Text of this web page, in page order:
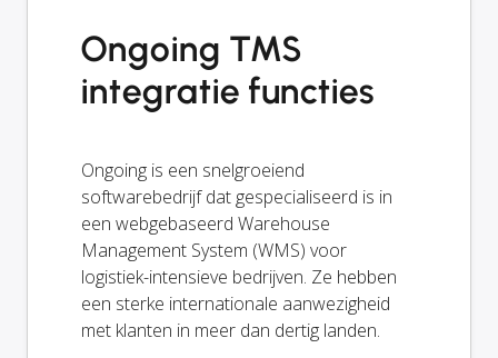
Ongoing TMS
integratie functies
Ongoing is een snelgroeiend
softwarebedrijf dat gespecialiseerd is in
een webgebaseerd Warehouse
Management System (WMS) voor
logistiek-intensieve bedrijven. Ze hebben
een sterke internationale aanwezigheid
met klanten in meer dan dertig landen.